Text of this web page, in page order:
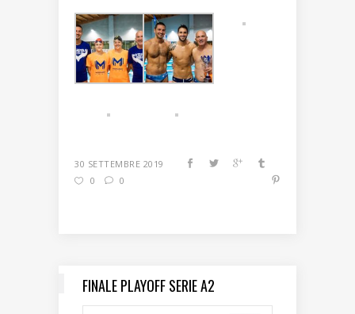
30 SETTEMBRE 2019
0
0
FINALE PLAYOFF SERIE A2